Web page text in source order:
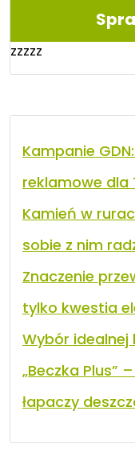
zzzzz
Kampanie
reklamowe dla
Kamień w
sobie z nim
Znaczenie
tylko kwestia
Wybór idealnej
„Beczka Plus”
łapaczy